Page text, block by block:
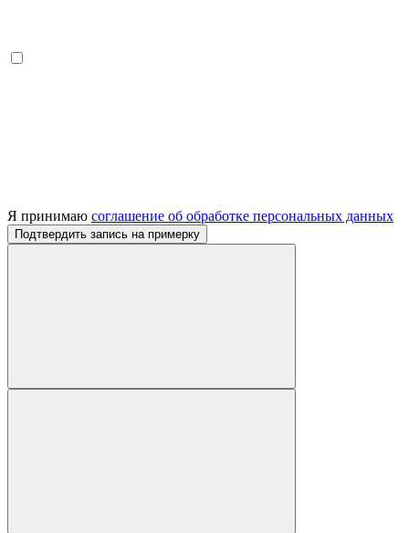
Я принимаю соглашение об обработке персональных данных
Подтвердить запись на примерку